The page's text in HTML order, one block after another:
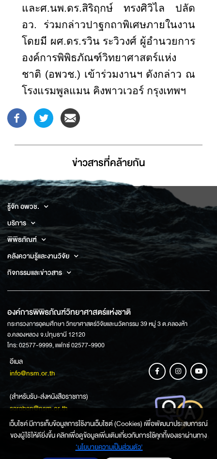
และศ.นพ.ดร.สิริฤกษ์ ทรงศิวิไล ปลัด
อว. ร่วมกล่าวปาฐกถาพิเศษภายในงาน
โดยมี ผศ.ดร.รวิน ระวิวงศ์ ผู้อำนวยการ
องค์การพิพิธภัณฑ์วิทยาศาสตร์แห่ง
ชาติ (อพวช.) เข้าร่วมงานฯ ดังกล่าว ณ
โรงแรมพูลแมน คิงพาวเวอร์ กรุงเทพฯ
ข่าวสารที่่คล้ายกัน
รู้จัก อพวช.
บริการ
พิพิธภัณฑ์
คลังความรู้และงานวิจัย
กิจกรรมและข่าวสาร
องค์การพิพิธภัณฑ์วิทยาศาสตร์แห่งชาติ
กระทรวงการอุดมศึกษา วิทยาศาสตร์วิจัยและนวัตกรรม 39 หมู่ 3 ต.คลองห้า
อ.คลองหลวง จ.ปทุมธานี 12120
โทร: 02577-9999, แฟกซ์ 02577-9900
อีเมล
info@nsm.or.th
(สำหรับรับ-ส่งหนังสือราชการ)
saraban@nsm.or.th
ช่องทางการสอบถามข้อมูล
เว็บไซค์ มีการเก็บข้อมูลการใช้งานเว็บไซต์ (Cookies) เพื่อพัฒนาประสบการณ์
ของผู้ใช้ให้ดียิ่งขึ้น คลิกเพื่อดูข้อมูลเพิ่มเติมเกี่ยวกับการใช้คุกกี้ของเราผ่านทาง
‘นโยบายความเป็นส่วนตัว'